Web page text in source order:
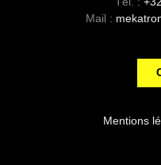
Mail :
Mentions